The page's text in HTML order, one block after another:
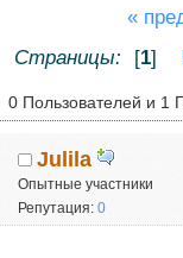
«
Страницы:
[1]
0 Пользователей и 1
Julila
Опытные участники
Репутация:0